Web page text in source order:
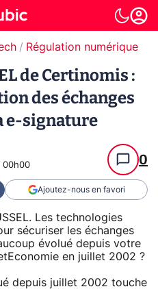
Régulation numérique
de Certinomis :
des échanges
e-signature
00h00 0
Ajoutez-nous en favori
Les technologies
sécuriser les échanges
évolué depuis votre
en juillet 2002 ?
depuis juillet 2002 touche